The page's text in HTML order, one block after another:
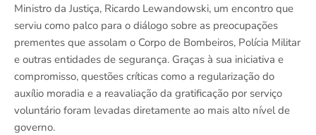
Ministro da Justiça, Ricardo Lewandowski, um encontro que
serviu como palco para o diálogo sobre as preocupações
prementes que assolam o Corpo de Bombeiros, Polícia Militar
e outras entidades de segurança. Graças à sua iniciativa e
compromisso, questões críticas como a regularização do
auxílio moradia e a reavaliação da gratificação por serviço
voluntário foram levadas diretamente ao mais alto nível de
governo.